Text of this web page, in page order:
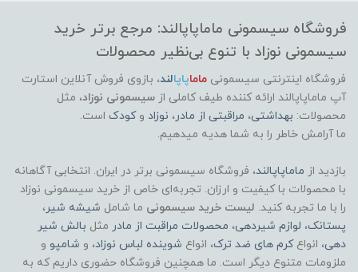
فروشگاه سیسمونی ماماپاپالند: مرجع برتر خرید
سیسمونی نوزاد با تنوع بی‌نظیر محصولات
فروشگاه اینترنتی سیسمونی ماماپاپالند، بازوی فروش آنلاین استارت
آپ ماماپاپالند ارائه کننده طیف کاملی از سیسمونی نوزاد، مثل
محصولات: بهداشتی، مراقبتی از مادر، نوزاد وکودک است.
ما آرامش خاطر را به شما هدیه میدهیم.
بازدید از ماماپاپالند، فروشگاه سیسمونی برتر در ایران. انتخابی آگاهانه
با محصولات با کیفیت و ارزان. تجربه‌ای خاص از خرید سیسمونی نوزاد
را با ما تجربه کنید. لیست خرید سیسمونی ما شامل شیشه شیر،
پستانک، لوازم شیردهی، محصولات مراقبت از مادر مثل بالش شیر
دهی، انواعکرم های ضد ترک، انواع شوینده لباس نوزاد، و شامپو و
ملزومات متنوع دیگر است. ما همچنین فروشگاه حضوری داریم که به